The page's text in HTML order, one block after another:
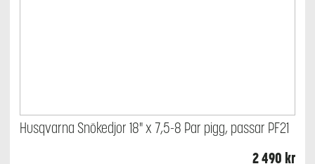
Husqvarna Snökedjor 18" x 7,5-8 Par pigg, passar PF21
2 490 kr